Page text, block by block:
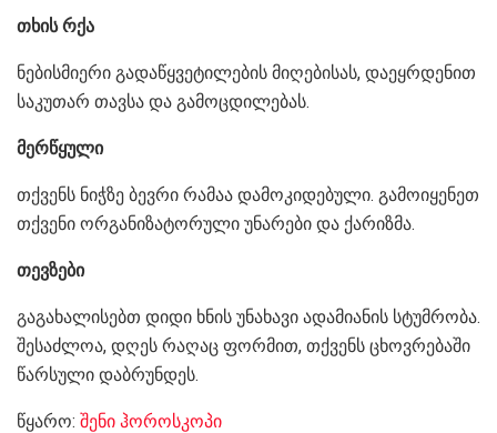
თხის რქა
ნებისმიერი გადაწყვეტილების მიღებისას, დაეყრდენით
საკუთარ თავსა და გამოცდილებას.
მერწყული
თქვენს ნიჭზე ბევრი რამაა დამოკიდებული. გამოიყენეთ
თქვენი ორგანიზატორული უნარები და ქარიზმა.
თევზები
გაგახალისებთ დიდი ხნის უნახავი ადამიანის სტუმრობა.
შესაძლოა, დღეს რაღაც ფორმით, თქვენს ცხოვრებაში
წარსული დაბრუნდეს.
წყარო: შენი ჰოროსკოპი